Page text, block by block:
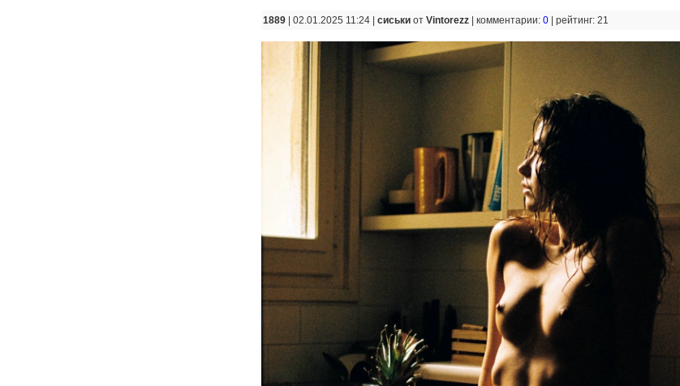
1889 | 02.01.2025 11:24 | сиськи от Vintorezz комментарии: 0 рейтинг: 21